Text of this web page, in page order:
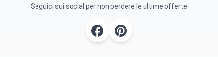
Seguici sui social per non perdere le ultime offerte